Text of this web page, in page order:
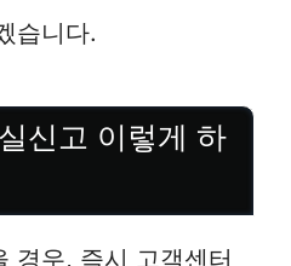
습니다.
신고 이렇게 하
경우, 즉시 고객센터